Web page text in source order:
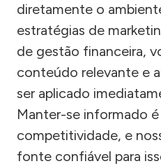
diretamente o
estratégias de
de gestão financeira,
conteúdo relevante e
ser aplicado
Manter-se informado é
competitividade, e
fonte confiável para